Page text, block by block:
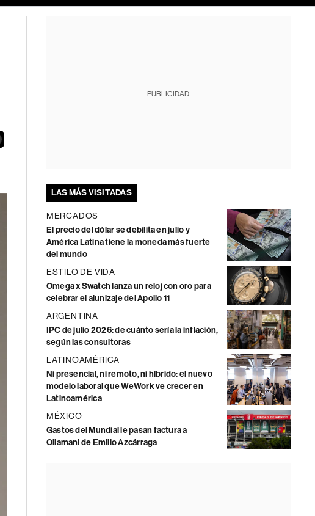
PUBLICIDAD
LAS MÁS VISITADAS
MERCADOS
El precio del dólar se debilita en julio y
América Latina tiene la moneda más fuerte
del mundo
ESTILO DE VIDA
Omega x Swatch lanza un reloj con oro para
celebrar el alunizaje del Apollo 11
ARGENTINA
IPC de julio 2026: de cuánto sería la inflación,
según las consultoras
LATINOAMÉRICA
Ni presencial, ni remoto, ni híbrido: el nuevo
modelo laboral que WeWork ve crecer en
Latinoamérica
MÉXICO
Gastos del Mundial le pasan factura a
Ollamani de Emilio Azcárraga